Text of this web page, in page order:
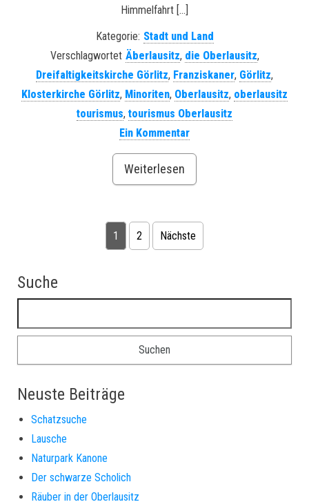
Himmelfahrt […]
Kategorie: Stadt und Land
Verschlagwortet Äberlausitz, die Oberlausitz,
Dreifaltigkeitskirche Görlitz, Franziskaner, Görlitz,
Klosterkirche Görlitz, Minoriten, Oberlausitz, oberlausitz
tourismus, tourismus Oberlausitz
Ein Kommentar
Weiterlesen
Seitennummerierung der Beiträge
1 2 Nächste
Suche
Neuste Beiträge
Schatzsuche
Lausche
Naturpark Kanone
Der schwarze Scholich
Räuber in der Oberlausitz